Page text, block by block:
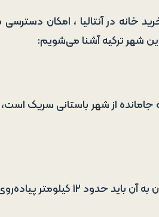
خانه در آنتالیا ، امکان
شهر ترکیه آشنا می‌شویم:
جامانده از شهر باستانی سریک
کیلومتر پیاده‌روی کرد.